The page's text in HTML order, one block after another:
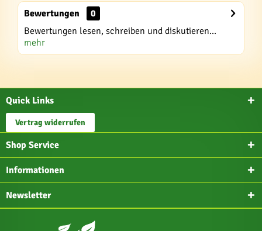
Bewertungen
0
Bewertungen lesen, schreiben und diskutieren...
mehr
Quick Links
Vertrag widerrufen
Shop Service
Informationen
Newsletter